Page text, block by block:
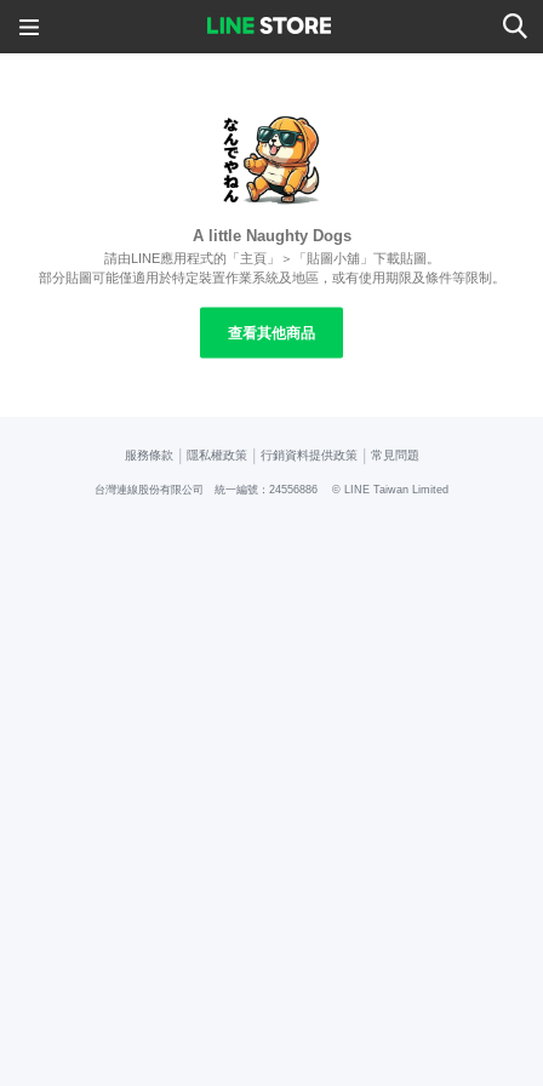
A little Naughty Dogs
請由LINE應用程式的「主頁」＞「貼圖小舖」下載貼圖。
部分貼圖可能僅適用於特定裝置作業系統及地區，或有使用期限及條件等限制。
查看其他商品
服務條款 隱私權政策 行銷資料提供政策 常見問題
台灣連線股份有限公司 統一編號：24556886 © LINE Taiwan Limited